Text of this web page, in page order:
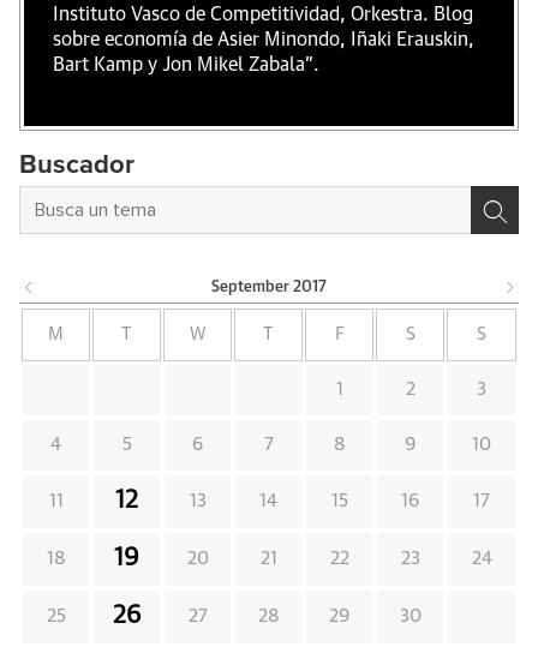
Instituto Vasco de Competitividad, Orkestra. Blog
sobre economía de Asier Minondo, Iñaki Erauskin,
Bart Kamp y Jon Mikel Zabala".
Buscador
September 2017
M W F S S
1 2 3
4 5 6 7 8 9 10
11 12 13 14 15 16 17
18 19 20 21 22 23 24
25 26 27 28 29 30